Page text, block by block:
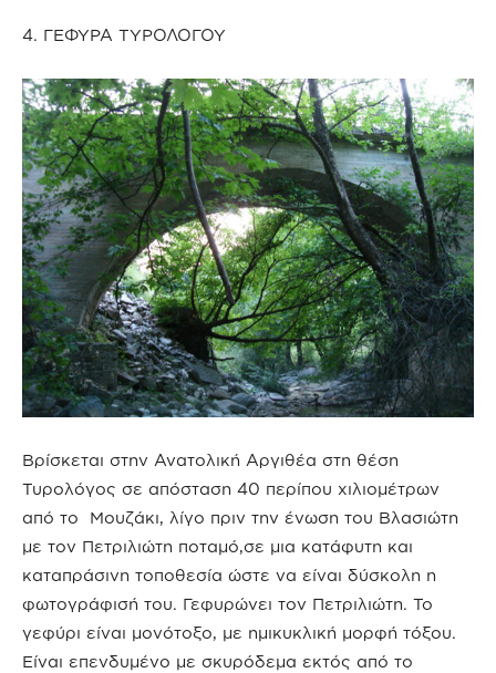
4. ΓΕΦΥΡΑ ΤΥΡΟΛΟΓΟΥ
Βρίσκεται στην Ανατολική Αργιθέα στη θέση
Τυρολόγος σε απόσταση 40 περίπου χιλιομέτρων
από το
Μουζάκι, λίγο πριν την ένωση του Βλασιώτη
με τον Πετριλιώτη ποταμό,σε μια κατάφυτη και
καταπράσινη τοποθεσία ώστε να είναι δύσκολη η
φωτογράφισή του. Γεφυρώνει τον Πετριλιώτη. Το
γεφύρι είναι μονότοξο, με ημικυκλική μορφή τόξου.
Είναι επενδυμένο με σκυρόδεμα εκτός από το